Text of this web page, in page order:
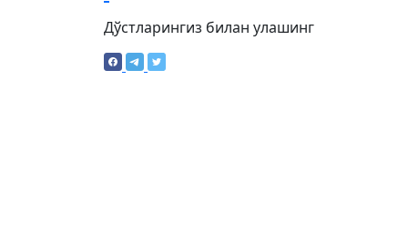
Дўстларингиз билан улашинг